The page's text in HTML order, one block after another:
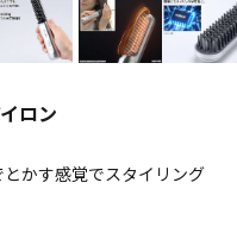
ロン
かす感覚でスタイリング